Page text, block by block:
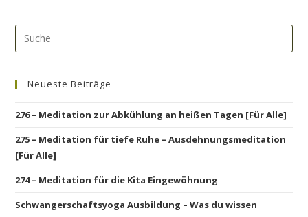
Neueste Beiträge
276 – Meditation zur Abkühlung an heißen Tagen [Für Alle]
275 – Meditation für tiefe Ruhe – Ausdehnungsmeditation
[Für Alle]
274 – Meditation für die Kita Eingewöhnung
Schwangerschaftsyoga Ausbildung – Was du wissen